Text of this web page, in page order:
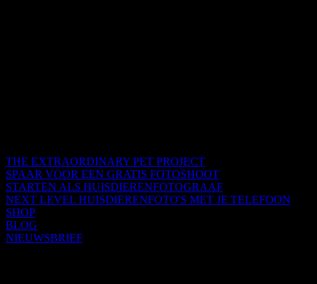
THE EXTRAORDINARY PET PROJECT
SPAAR VOOR EEN GRATIS FOTOSHOOT
STARTEN ALS HUISDIERENFOTOGRAAF
NEXT LEVEL HUISDIERENFOTO'S MET JE TELEFOON
SHOP
BLOG
NIEUWSBRIEF